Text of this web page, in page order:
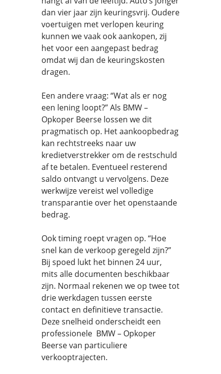
dan vier jaar zijn keuringsvrij. Oudere
voertuigen met verlopen keuring
kunnen we vaak ook aankopen, zij
het voor een aangepast bedrag
omdat wij dan de keuringskosten
dragen.
Een andere vraag: “Wat als er nog
een lening loopt?” Als BMW –
Opkoper Beerse lossen we dit
pragmatisch op. Het aankoopbedrag
kan rechtstreeks naar uw
kredietverstrekker om de restschuld
af te betalen. Eventueel resterend
saldo ontvangt u vervolgens. Deze
werkwijze vereist wel volledige
transparantie over het openstaande
bedrag.
Ook timing roept vragen op. “Hoe
snel kan de verkoop geregeld zijn?”
Bij spoed lukt het binnen 24 uur,
mits alle documenten beschikbaar
zijn. Normaal rekenen we op twee tot
drie werkdagen tussen eerste
contact en definitieve transactie.
Deze snelheid onderscheidt een
professionele BMW – Opkoper
Beerse van particuliere
verkooptrajecten.